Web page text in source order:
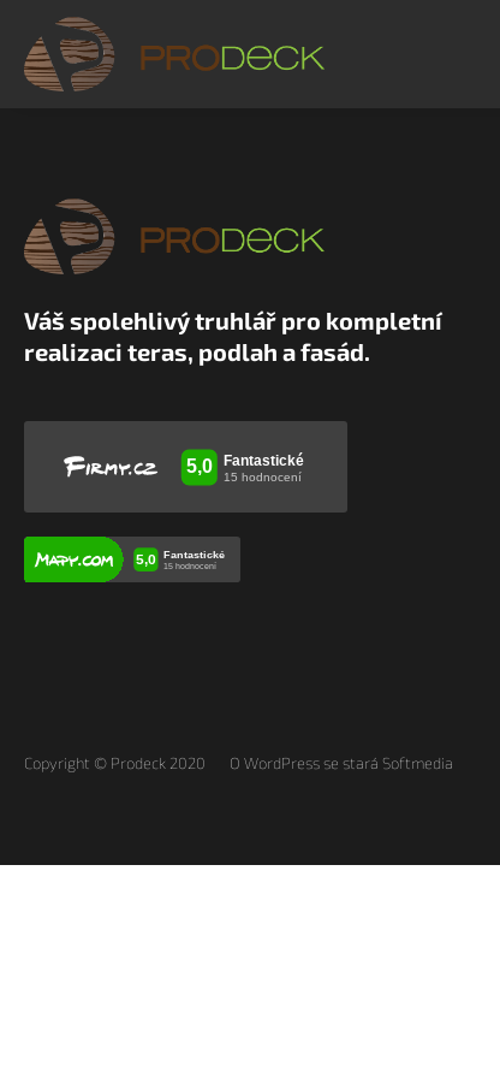
Váš spolehlivý truhlář pro kompletní
realizaci teras, podlah a fasád.
Copyright © Prodeck 2020 O WordPress se stará Softmedia